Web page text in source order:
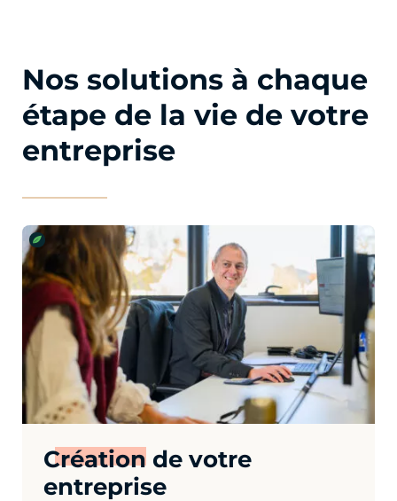
Nos solutions à chaque
étape de la vie de votre
entreprise
Création de votre
entreprise